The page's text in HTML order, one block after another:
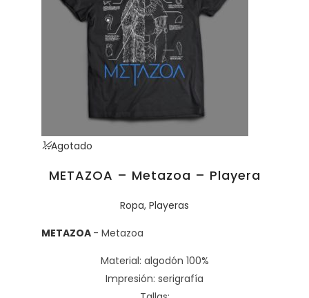
Agotado
METAZOA – Metazoa – Playera
Ropa, Playeras
METAZOA - Metazoa
Material: algodón 100%
Impresión: serigrafía